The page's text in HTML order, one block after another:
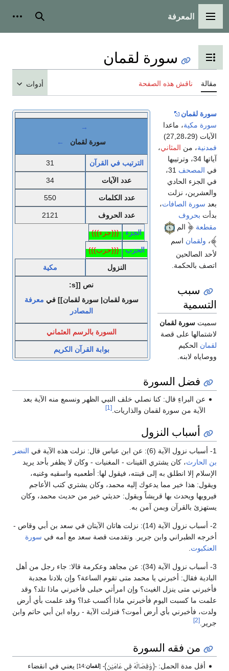
القائمة الرئيسية
المعرفة بحث
تبديل عرض جدول المحتويات
سورة لقمان
مقالة ناقش هذه الصفحة أدوات
→
سورة لقمان
←
الترتيب في القرآن 31
عدد الآيات 34
عدد الكلمات 550
عدد الحروف 2121
الجزء {{{جزء}}}
الحزب {{{حزب}}}
النزول مكية
نص [[s:
سورة لقمان| سورة لقمان]] في معرفة
المصادر
السورة بالرسم العثماني
بوابة القرآن الكريم
سورة لقمان
سورة مكية، ماعدا
الآيات (27,28،29)
فمدنية، من المثاني،
آياتها 34، وترتيبها
في المصحف
31،
في الجزء الحادي
والعشرين، نزلت
بعد سورة الصافات،
بدأت بحروف
مقطعة
الم
، ولقمان اسم
لأحد الصالحين
اتصف بالحكمة.
سبب
التسمية
سميت سورة لقمان
لاشتمالها على قصة
لقمان الحكيم
ووصاياه لابنه.
فضل السورة
عن البراءِ قال: كنا نصلي خلف النبي الظهر ونسمع منه الآية بعد
الآية من سورة لقمان والذاريات.[1]
أسباب النزول
1- أسباب نزول الآية (6): عن ابن عباس قال: نزلت هذه الآية في
النضر
بن الحارث، كان يشتري القينات - المغنيات - وكان لا يظفر بأحد يريد
الإسلام إلا انطلق به إلى قينته، فيقول لها: أطعميه واسقيه وغنيه،
ويقول: هذا خير مما يدعوك إليه محمد، وكان يشتري كتب الأعاجم
فيرويها ويحدث بها قريشاً ويقول: حديثي خير من حديث محمد، وكان
يستهزئ بالقرآن وبمن آمن به.
2- أسباب نزول الآية (14): نزلت هاتان الآيتان في سعد بن أبي وقاص -
أخرجه الطبراني وابن جرير. وتقدمت قصة سعد مع أمه في سورة
العنكبوت
3- أسباب نزول الآية (34): عن مجاهد وعكرمة قالا: جاء رجل من أهل
البادية فقال: أخبرني يا محمد متى تقوم الساعة؟ وإن بلادنا مجدبة
فأخبرني متى ينزل الغيث؟ وإن امرأتي حبلى فأخبرني ماذا تلد؟ وقد
علمت ما كسبت اليوم فأخبرني ماذا أكسب غدا؟ وقد علمت بأي أرض
ولدت، فأخبرني بأي أرض أموت؟ فنزلت الآية - رواه ابن أبي حاتم وابن
جرير.
[2]
من فقه السورة
أقل مدة الحمل:﴿وَفِصَالُهُ فِي عَامَيْنِ﴾ [لقمان:14]
يعني في انقضاء